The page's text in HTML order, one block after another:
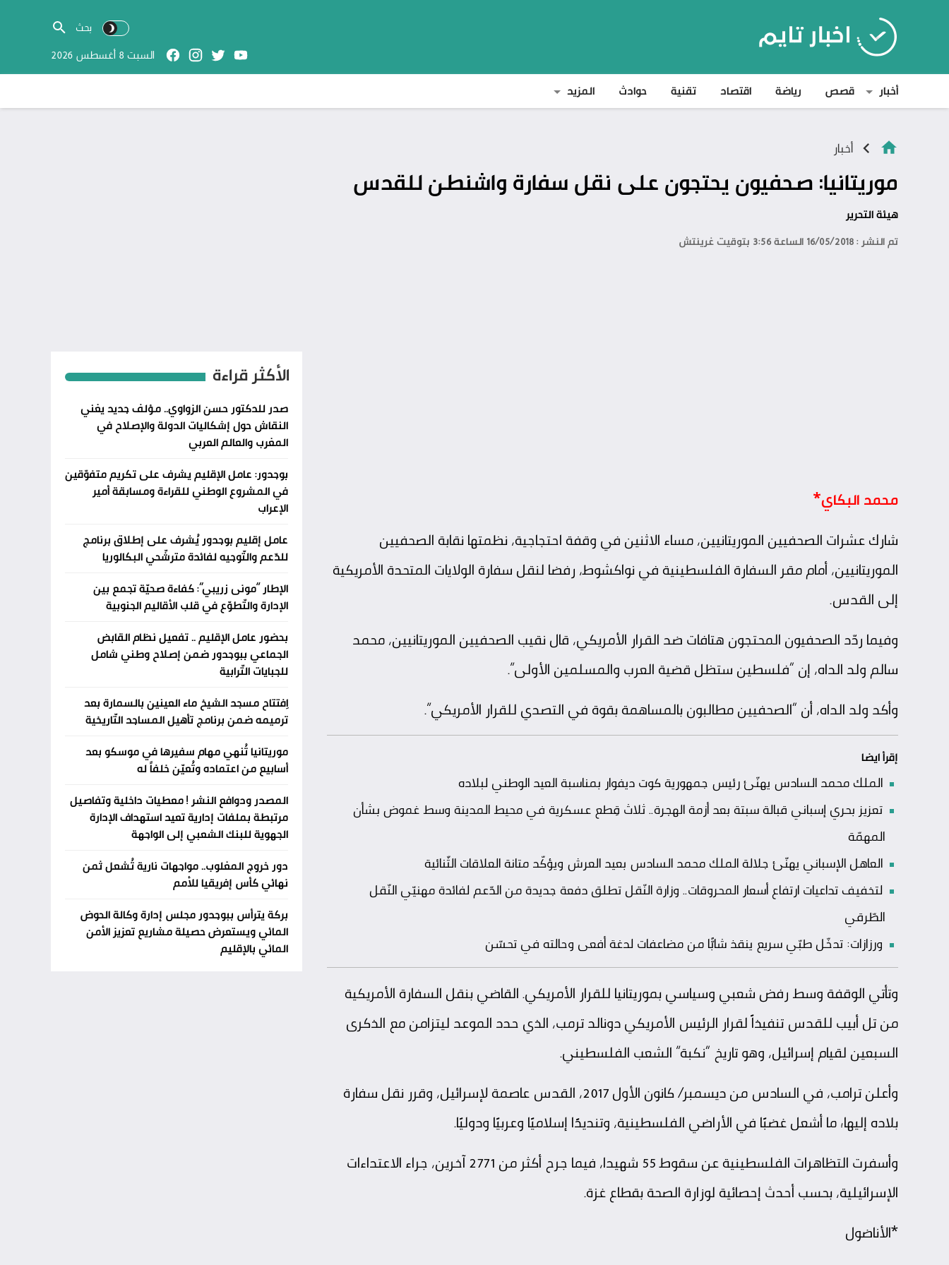
السبت 8 أغسطس 2026
أخبار
قصص رياضة اقتصاد تقنية حوادث المزيد
أخبار
موريتانيا: صحفيون يحتجون على نقل سفارة واشنطن للقدس
هيئة التحرير
تم النشر : 16/05/2018 الساعة 3:56 بتوقيت غرينتش
محمد البكاي*
شارك عشرات الصحفيين الموريتانيين، مساء الاثنين في وقفة احتجاجية، نظمتها نقابة الصحفيين
الموريتانيين، أمام مقر السفارة الفلسطينية في نواكشوط، رفضا لنقل سفارة الولايات المتحدة الأمريكية
إلى القدس.
وفيما ردّد الصحفيون المحتجون هتافات ضد القرار الأمريكي، قال نقيب الصحفيين الموريتانيين، محمد
سالم ولد الداه، إن “فلسطين ستظل قضية العرب والمسلمين الأولى”.
وأكد ولد الداه، أن “الصحفيين مطالبون بالمساهمة بقوة في التصدي للقرار الأمريكي”.
إقرأ ايضا
الملك محمد السادس يهنّئ رئيس جمهورية كوت ديفوار بمناسبة العيد الوطني لبلاده
تعزيز بحري إسباني قبالة سبتة بعد أزمة الهجرة.. ثلاث قِطع عسكرية في محيط المدينة وسط غموض بشأن
المهمّة
العاهل الإسباني يهنّئ جلالة الملك محمد السادس بعيد العرش ويؤكّد متانة العلاقات الثّنائية
لتخفيف تداعيات ارتفاع أسعار المحروقات.. وزارة النّقل تطلق دفعة جديدة من الدّعم لفائدة مهنيّي النّقل
الطّرقي
ورزازات: تدخّل طبّي سريع ينقذ شابًّا من مضاعفات لدغة أفعى وحالته في تحسّن
وتأتي الوقفة وسط رفض شعبي وسياسي بموريتانيا للقرار الأمريكي. القاضي بنقل السفارة الأمريكية
من تل أبيب للقدس تنفيذاً لقرار الرئيس الأمريكي دونالد ترمب، الذي حدد الموعد ليتزامن مع الذكرى
السبعين لقيام إسرائيل، وهو تاريخ “نكبة” الشعب الفلسطيني.
وأعلن ترامب، في السادس من ديسمبر/ كانون الأول 2017، القدس عاصمة لإسرائيل، وقرر نقل سفارة
بلاده إليها؛ ما أشعل غضبًا في الأراضي الفلسطينية، وتنديدًا إسلاميًا وعربيًا ودوليًا.
وأسفرت التظاهرات الفلسطينية عن سقوط 55 شهيدا، فيما جرح أكثر من 2771 آخرين، جراء الاعتداءات
الإسرائيلية، بحسب أحدث إحصائية لوزارة الصحة بقطاع غزة.
*الأناضول
الأكثر قراءة
صدر للدكتور حسن الزواوي.. مؤلف جديد يغني
النقاش حول إشكاليات الدولة والإصلاح في
المغرب والعالم العربي
بوجدور: عامل الإقليم يشرف على تكريم متفوّقين
في المشروع الوطني للقراءة ومسابقة أمير
الإعراب
عامل إقليم بوجدور يُشرف على إطلاق برنامج
للدّعم والتّوجيه لفائدة مترشّحي البكالوريا
الإطار “مونى زريبي”: كفاءة صحيّة تجمع بين
الإدارة والتّطوّع في قلب الأقاليم الجنوبية
بحضور عامل الإقليم .. تفعيل نظام القابض
الجماعي ببوجدور ضمن إصلاح وطني شامل
للجبايات التّرابية
اِفتتاح مسجد الشيخ ماء العينين بالسمارة بعد
ترميمه ضمن برنامج تأهيل المساجد التّاريخية
موريتانيا تُنهي مهام سفيرها في موسكو بعد
أسابيع من اعتماده وتُعيّن خلفاً له
المصدر ودوافع النشر ! معطيات داخلية وتفاصيل
مرتبطة بملفات إدارية تعيد استهداف الإدارة
الجهوية للبنك الشعبي إلى الواجهة
دور خروج المغلوب.. مواجهات نارية تُشعل ثمن
نهائي كأس إفريقيا للأمم
بركة يترأس ببوجدور مجلس إدارة وكالة الحوض
المائي ويستعرض حصيلة مشاريع تعزيز الأمن
المائي بالإقليم